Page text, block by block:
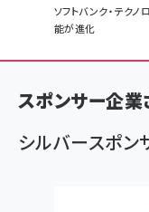
く
ず
ソフトバンク・テク
能が進化
スポンサー企業
シルバースポン